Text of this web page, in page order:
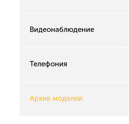
Видеонаблюдение
Телефония
Архив моделей